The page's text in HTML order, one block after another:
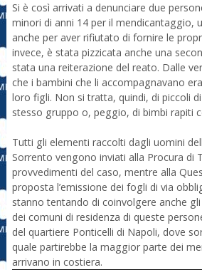
Si è così arrivati a denunciare due
minori di anni 14 per il mendicantaggio,
anche per aver rifiutato di fornire le
invece, è stata pizzicata anche una
stata una reiterazione del reato. Dalle
che i bambini che li accompagnavano
loro figli. Non si tratta, quindi, di piccoli
stesso gruppo o, peggio, di bimbi rapiti
Tutti gli elementi raccolti dagli uomini
Sorrento vengono inviati alla Procura di
provvedimenti del caso, mentre alla
proposta l’emissione dei fogli di via
stanno tentando di coinvolgere anche
dei comuni di residenza di queste
del quartiere Ponticelli di Napoli, dove
quale partirebbe la maggior parte dei
arrivano in costiera.